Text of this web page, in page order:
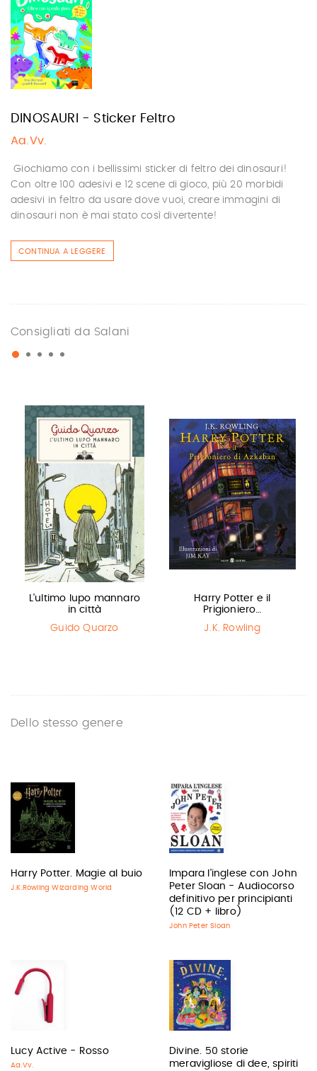
DINOSAURI - Sticker Feltro
Aa.Vv.
Giochiamo con i bellissimi sticker di feltro dei dinosauri!
Con oltre 100 adesivi e 12 scene di gioco, più 20 morbidi
adesivi in feltro da usare dove vuoi, creare immagini di
dinosauri non è mai stato così divertente!
CONTINUA A LEGGERE
Consigliati da Salani
L'ultimo lupo mannaro
in città
Guido Quarzo
Harry Potter e il
Prigioniero…
J.K. Rowling
Dello stesso genere
Harry Potter. Magie al buio
J.K.Rowling Wizarding World
Impara l'inglese con John
Peter Sloan - Audiocorso
definitivo per principianti
(12 CD + libro)
John Peter Sloan
Lucy Active - Rosso
Aa.Vv.
Divine. 50 storie
meravigliose di dee, spiriti